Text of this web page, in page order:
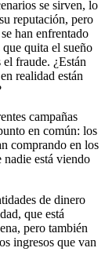
se sirven, lo
reputación, pero
han enfrentado
quita el sueño
fraude. ¿Están
realidad están
campañas
en común: los
comprando en los
nadie está viendo
de dinero
que está
pero también
ingresos que van